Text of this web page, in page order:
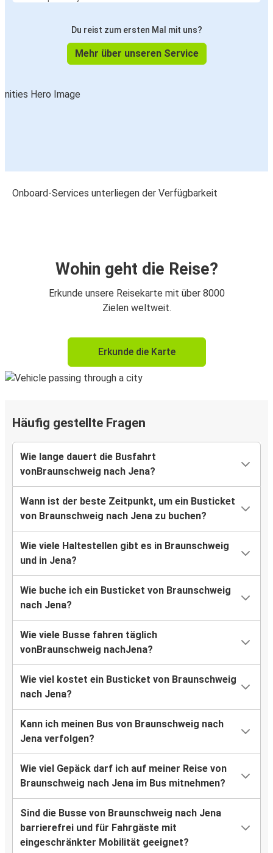
Du reist zum ersten Mal mit uns?
Mehr über unseren Service
Onboard-Services unterliegen der Verfügbarkeit
Wohin geht die Reise?
Erkunde unsere Reisekarte mit über 8000
Zielen weltweit.
Erkunde die Karte
Häufig gestellte Fragen
Wie lange dauert die Busfahrt
vonBraunschweig nach Jena?
Wann ist der beste Zeitpunkt, um ein Busticket
von Braunschweig nach Jena zu buchen?
Wie viele Haltestellen gibt es in Braunschweig
und in Jena?
Wie buche ich ein Busticket von Braunschweig
nach Jena?
Wie viele Busse fahren täglich
vonBraunschweig nachJena?
Wie viel kostet ein Busticket von Braunschweig
nach Jena?
Kann ich meinen Bus von Braunschweig nach
Jena verfolgen?
Wie viel Gepäck darf ich auf meiner Reise von
Braunschweig nach Jena im Bus mitnehmen?
Sind die Busse von Braunschweig nach Jena
barrierefrei und für Fahrgäste mit
eingeschränkter Mobilität geeignet?